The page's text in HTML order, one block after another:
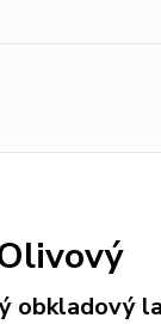
obkladový